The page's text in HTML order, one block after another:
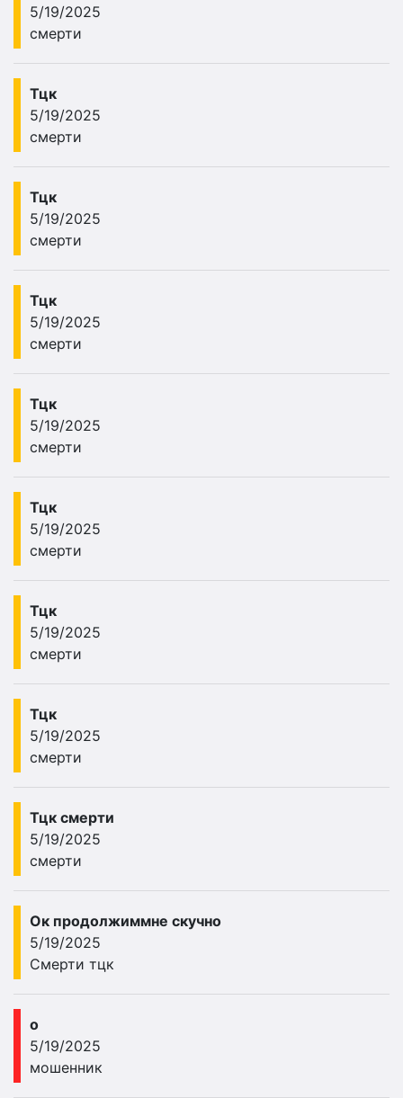
5/19/2025
смерти
Тцк
5/19/2025
смерти
Тцк
5/19/2025
смерти
Тцк
5/19/2025
смерти
Тцк
5/19/2025
смерти
Тцк
5/19/2025
смерти
Тцк
5/19/2025
смерти
Тцк
5/19/2025
смерти
Тцк смерти
5/19/2025
смерти
Ок продолжиммне скучно
5/19/2025
Смерти тцк
о
5/19/2025
мошенник